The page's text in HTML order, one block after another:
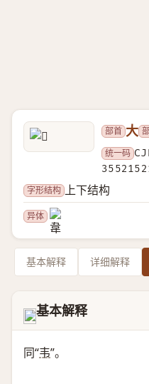
部首 大
统一码
字形结构
上下结构
异体
基本解释 详细解释
𡙝基本解释
同“韦”。